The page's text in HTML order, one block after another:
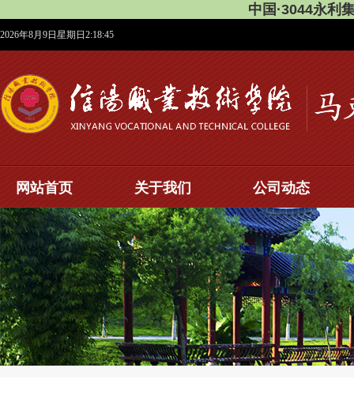
中国·3044永利
2026年8月9日星期日2:18:45
网站首页 关于我们 公司动态